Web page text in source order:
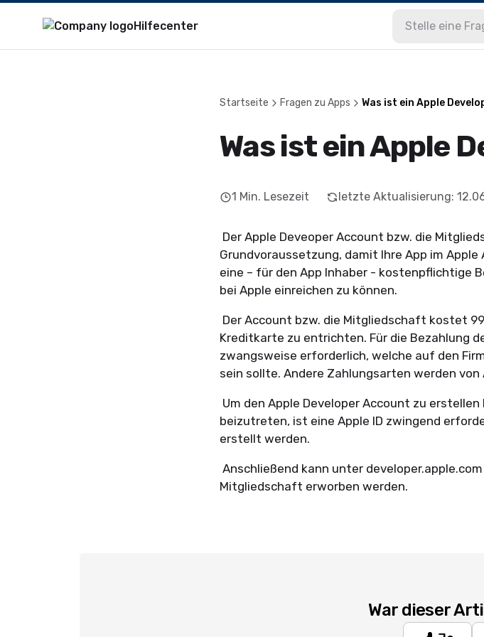
Hilfecenter
Startseite Fragen zu Apps Was ist ein Apple
Was ist ein Apple
1 Min. Lesezeit letzte Aktualisierung:
Der Apple Deveoper Account bzw. die
Grundvoraussetzung, damit Ihre App im
eine – für den App Inhaber - kostenpflichtige
bei Apple einreichen zu können.
Der Account bzw. die Mitgliedschaft kostet
Kreditkarte zu entrichten. Für die Bezahlung
zwangsweise erforderlich, welche auf den
sein sollte. Andere Zahlungsarten werden
Um den Apple Developer Account zu
beizutreten, ist eine Apple ID zwingend
erstellt werden.
Anschließend kann unter
Mitgliedschaft erworben werden.
War dieser